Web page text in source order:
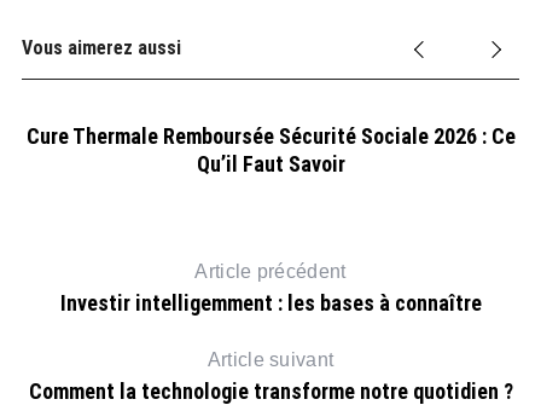
Vous aimerez aussi
Cure Thermale Remboursée Sécurité Sociale 2026 : Ce
Qu’il Faut Savoir
Article précédent
Investir intelligemment : les bases à connaître
Article suivant
Comment la technologie transforme notre quotidien ?